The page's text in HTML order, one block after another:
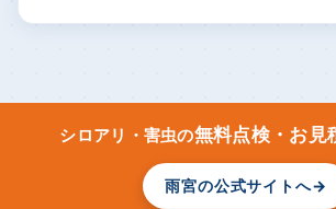
シロアリ・害虫の無料点検・お見
雨宮の公式サイトへ→